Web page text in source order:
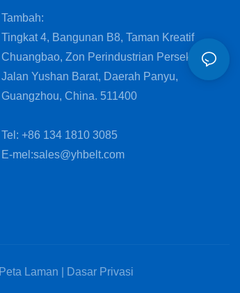
Tambah:
Tingkat 4, Bangunan B8, Taman Kreatif
Chuangbao, Zon Perindustrian Persekutuan,
Jalan Yushan Barat, Daerah Panyu,
Guangzhou, China. 511400
Tel: +86 134 1810 3085
E-mel:sales@yhbelt.com
Peta Laman Dasar Privasi